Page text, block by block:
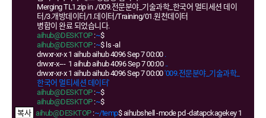
Merging TL1.zip in ./009.전문분야_기술과학_한국어 멀티세션 데이
터/3.개방데이터/1.데이터/Training/01.원천데이터
병합이 완료 되었습니다.
aihub@DESKTOP:~$
aihub@DESKTOP:~$ ls -al
drwxr-xr-x 1 aihub aihub 4096 Sep 7 00:00 .
drwxr-x--- 1 aihub aihub 4096 Sep 7 00:00 ..
drwxr-xr-x 1 aihub aihub 4096 Sep 7 00:00'009.전문분야_기술과학_
한국어 멀티세션 데이터'
aihub@DESKTOP:~$
aihub@DESKTOP:~$
aihub@DESKTOP:~/temp$ aihubshell -mode pd -datapckagekey 1